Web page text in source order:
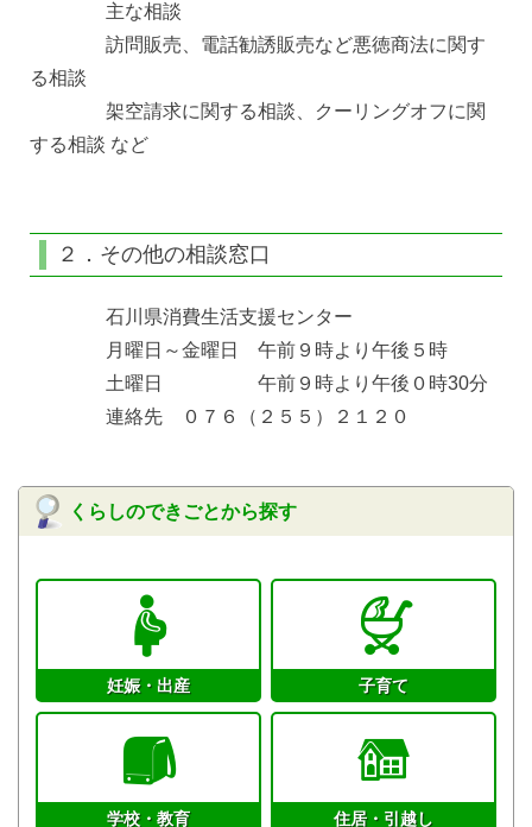
主な相談
訪問販売、電話勧誘販売など悪徳商法に関す
る相談
架空請求に関する相談、クーリングオフに関
する相談 など
２．その他の相談窓口
石川県消費生活支援センター
月曜日～金曜日 午前９時より午後５時
土曜日 午前９時より午後０時30分
連絡先 ０７６（２５５）２１２０
くらしのできごとから探す
妊娠・出産 子育て
学校・教育 住居・引越し